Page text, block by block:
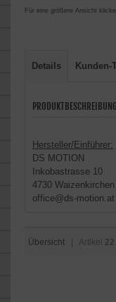
Für eine größere Ansicht
Details Kunden-
PRODUKTBESCHREIBUNG
Hersteller/Einführer:
DS MOTION
Inkobastrasse 10
4730 Waizenkirchen
office@ds-motion.at
Übersicht | Artikel